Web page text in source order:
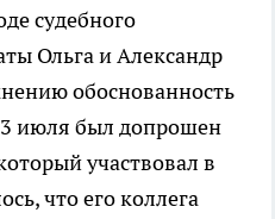
судебного
Ольга и Александр
обоснованность
июля был допрошен
участвовал в
что его коллега